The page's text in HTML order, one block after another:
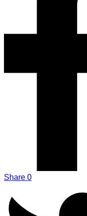
Share 0